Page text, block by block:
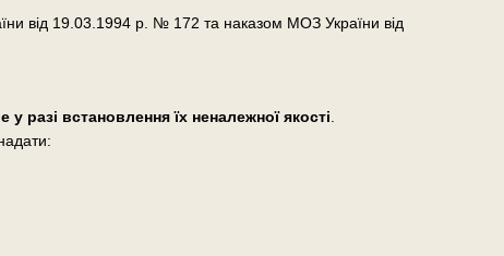
від 19.03.1994 р. № 172 та наказом МОЗ України від
у разі встановлення їх неналежної якості.